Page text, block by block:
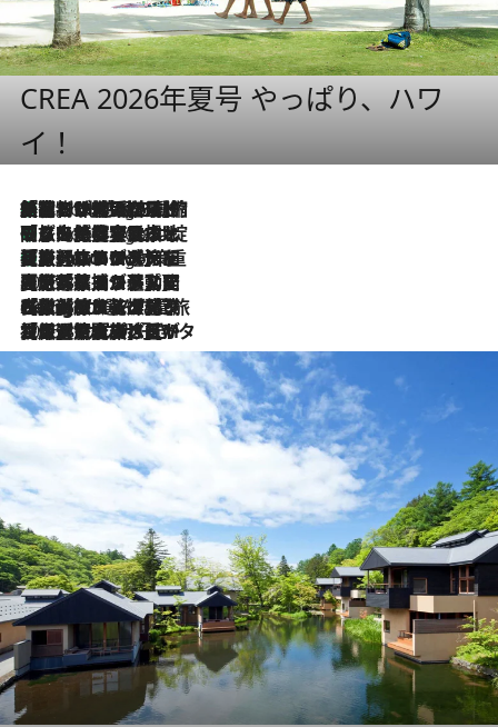
CREA 2026年夏号 やっぱり、ハワ
イ！
5 Hours Ago
「荷物が増えるほど旅ストレスは増す」美容ジャーナリストがたどり着いた最終結論。“化粧品を劇的に減らす”感動の凝縮美容とは
5 Hours Ago
「旅先には金髪ウィッグを持参」日本と同じメイクでは損してる!? 美容ジャーナリストが提案する“掟破りの旅美容”とは
5 Hours Ago
【厳選旅コスメ】「身軽さ＆UV対策重視！」ヘアアーティストshucoが選んだ夏旅ベストコスメを発表【Mサイズジップ】
2026.8.5
【厳選旅コスメ】国内をあちこち移動する河井菜摘が選んだ夏旅ベストコスメ発表！「リラックスアイテムはマスト」【Mサイズジップ】
2026.8.4
【厳選旅コスメ】「紫外線＆乾燥対策しながらメイク感も！」ヘア＆メイクGeorgeが選んだ夏旅ベストコスメを発表！【Mサイズジップ】
2026.8.3
【厳選旅コスメ】「保湿もタイパ重視！」“サウナ好き”タレント清水みさとが愛用する夏旅ベストコスメを発表！【Mサイズジップ】